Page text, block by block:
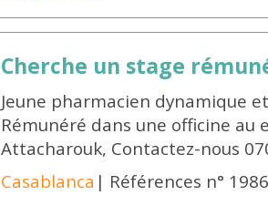
Cherche un stage
Jeune pharmacien dynamique
Rémunéré dans une officine au
Attacharouk, Contactez-nous
Casablanca | Références n°